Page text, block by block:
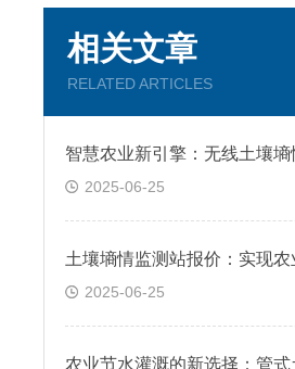
相关文章
RELATED ARTICLES
2025-06-25
2025-06-25